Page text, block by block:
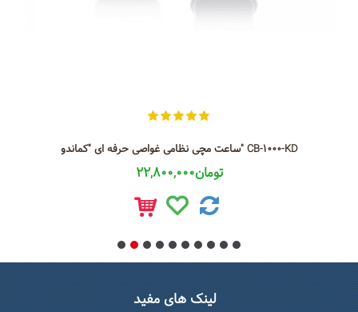
ساعت مچی نظامی غواصی حرفه ای "کماندو" CB-1000-KD
22,800,000تومان
لینک های مفید